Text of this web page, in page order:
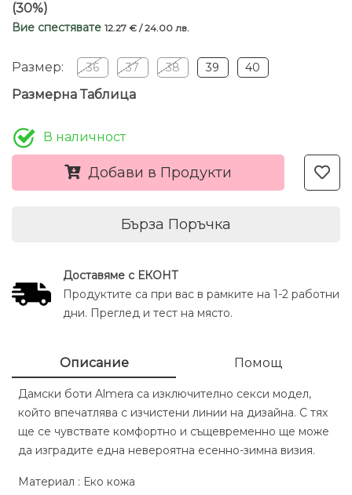
(30%)
Вие спестявате 12.27 € / 24.00 лв.
Размер: 36 37 38 39 40
Размерна Таблица
В наличност
Добави в Продукти
Бърза Поръчка
Доставяме с ЕКОНТ
Продуктите са при вас в рамките на 1-2 работни
дни. Преглед и тест на място.
Описание Помощ
Дамски боти Almera са изключително секси модел,
който впечатлява с изчистени линии на дизайна. С тях
ще се чувствате комфортно и същевременно ще може
да изградите една невероятна есенно-зимна визия.
Материал : Еко кожа